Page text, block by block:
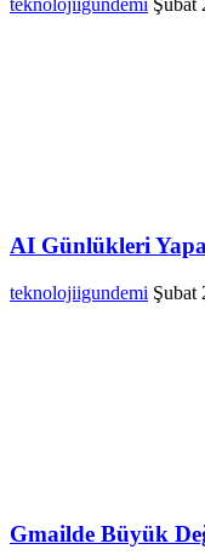
teknolojiigundemi Şubat
AI Günlükleri
teknolojiigundemi Şubat
Gmailde Büyük